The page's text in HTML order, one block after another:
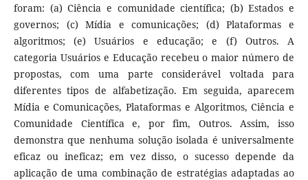
foram: (a) Ciência e comunidade científica; (b) Estados e
governos; (c) Mídia e comunicações; (d) Plataformas e
algoritmos; (e) Usuários e educação; e (f) Outros. A
categoria Usuários e Educação recebeu o maior número de
propostas, com uma parte considerável voltada para
diferentes tipos de alfabetização. Em seguida, aparecem
Mídia e Comunicações, Plataformas e Algoritmos, Ciência e
Comunidade Científica e, por fim, Outros. Assim, isso
demonstra que nenhuma solução isolada é universalmente
eficaz ou ineficaz; em vez disso, o sucesso depende da
aplicação de uma combinação de estratégias adaptadas ao